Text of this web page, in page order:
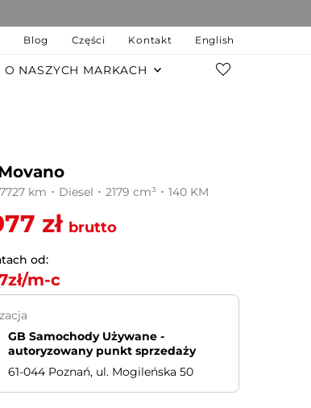
Blog Części Kontakt English
O NASZYCH MARKACH
JAC Motors
OMODA
LEVC
km ･ Diesel ･ 2179 cm³ ･ 140 KM
zł brutto
od:
zł/m-c
GB Samochody Używane -
autoryzowany punkt sprzedaży
61-044 Poznań, ul. Mogileńska 50